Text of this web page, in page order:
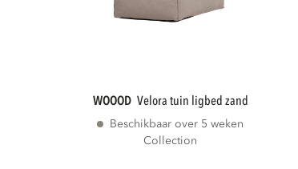
WOOOD velora tuin ligbed zand
Beschikbaar over 5 weken
Collection